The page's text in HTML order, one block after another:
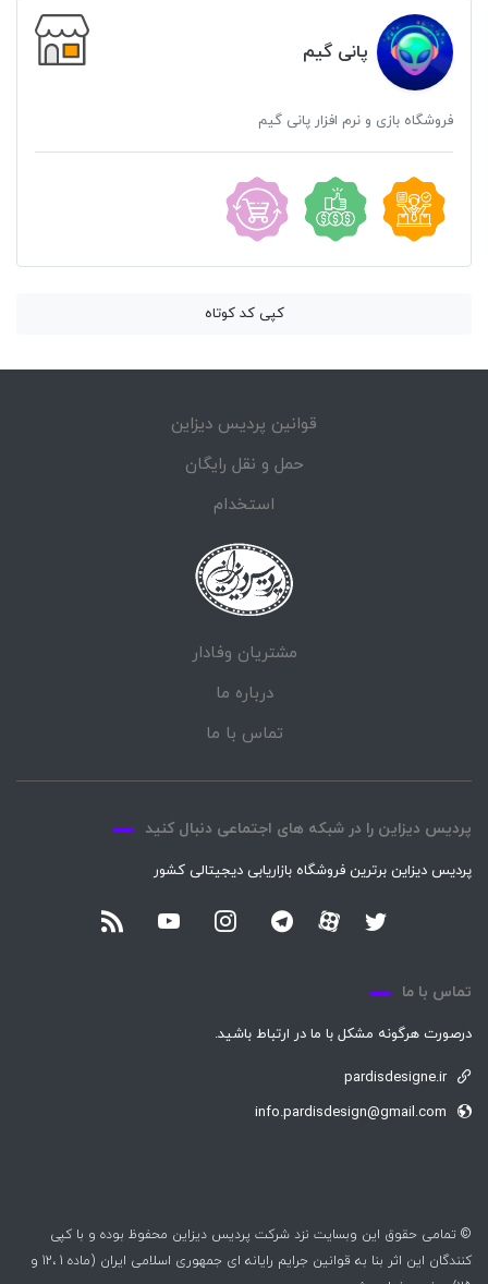
پانی گیم
فروشگاه بازی و نرم افزار پانی گیم
کپی کد کوتاه
قوانین پردیس دیزاین
حمل و نقل رایگان
استخدام
مشتریان وفادار
درباره ما
تماس با ما
پردیس دیزاین را در شبکه های اجتماعی دنبال کنید
پردیس دیزاین برترین فروشگاه بازاریابی دیجیتالی کشور
تماس با ما
درصورت هرگونه مشکل با ما در ارتباط باشید.
pardisdesigne.ir
info.pardisdesign@gmail.com
© تمامی حقوق این وبسایت نزد شرکت پردیس دیزاین محفوظ بوده و با کپی
کنندگان این اثر بنا به قوانین جرایم رایانه ای جمهوری اسلامی ایران (ماده 1 ،12 و